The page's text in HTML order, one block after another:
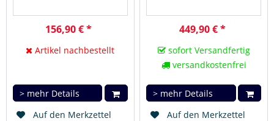
156,90 € *
Artikel nachbestellt
> mehr Details
Auf den Merkzettel
449,90 € *
sofort Versandfertig
versandkostenfrei
> mehr Details
Auf den Merkzettel